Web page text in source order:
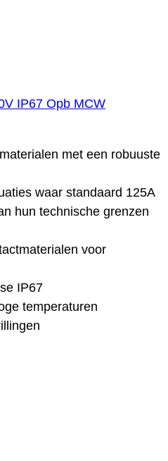
IP67 Opb MCW
met een robuuste
waar standaard 125A
hun technische grenzen
voor
IP67
temperaturen